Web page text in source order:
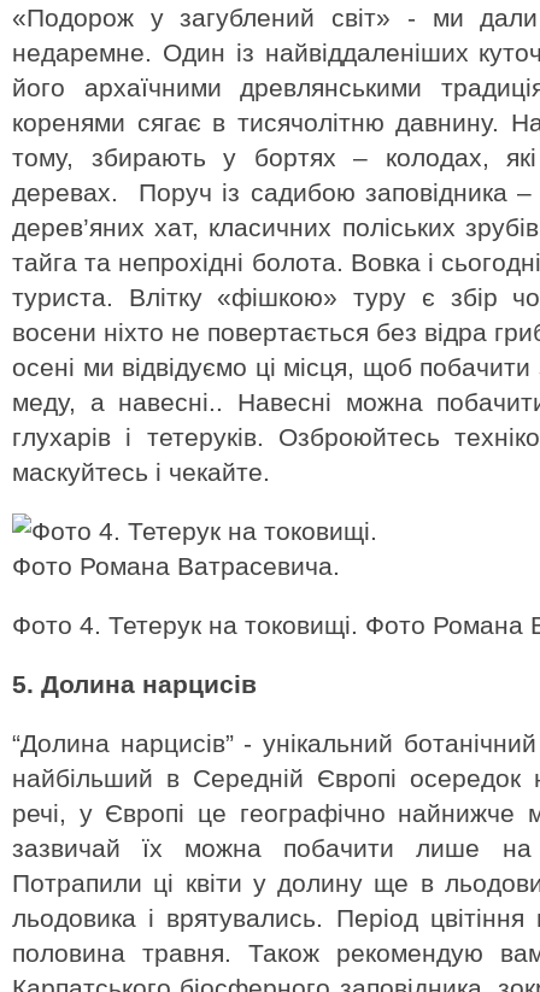
«Подорож у загублений світ» - ми
недаремне. Один із найвіддаленіших
його архаїчними древлянськими
коренями сягає в тисячолітню давнину.
тому, збирають у бортях – колодах,
деревах. Поруч із садибою заповідника –
дерев’яних хат, класичних поліських
тайга та непрохідні болота. Вовка і
туриста. Влітку «фішкою» туру є збір
восени ніхто не повертається без відра
осені ми відвідуємо ці місця, щоб
меду, а навесні.. Навесні можна
глухарів і тетеруків. Озброюйтесь
маскуйтесь і чекайте.
Фото 4. Тетерук на токовищі. Фото Романа
5. Долина нарцисів
“Долина нарцисiв” - унікальний
найбільший в Середній Європі осередок
речі, у Європі це географічно найнижче
зазвичай їх можна побачити лише на
Потрапили ці квіти у долину ще в
льодовика і врятувались. Період
половина травня. Також рекомендую